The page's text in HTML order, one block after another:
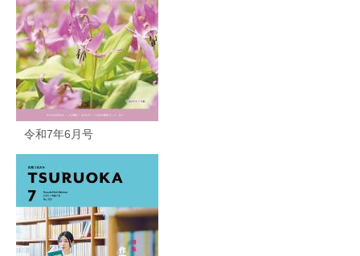
令和7年6月号